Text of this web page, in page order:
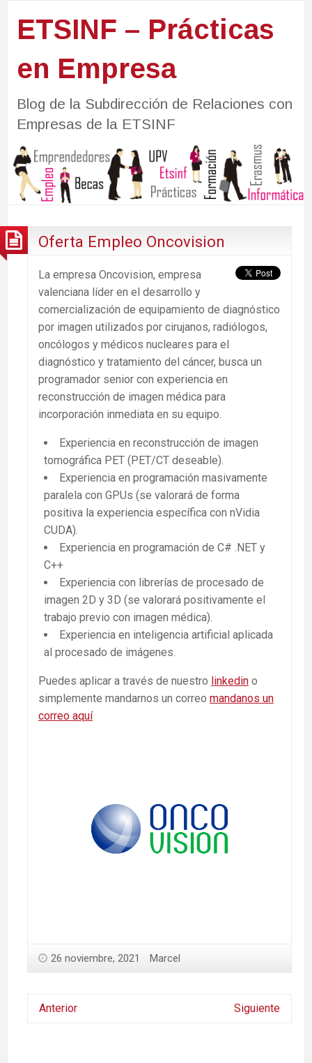
ETSINF – Prácticas
en Empresa
Blog de la Subdirección de Relaciones con
Empresas de la ETSINF
Oferta Empleo Oncovision
La empresa Oncovision, empresa
valenciana líder en el desarrollo y
comercialización de equipamiento de diagnóstico
por imagen utilizados por cirujanos, radiólogos,
oncólogos y médicos nucleares para el
diagnóstico y tratamiento del cáncer, busca un
programador senior con experiencia en
reconstrucción de imagen médica para
incorporación inmediata en su equipo.
Experiencia en reconstrucción de imagen
tomográfica PET (PET/CT deseable).
Experiencia en programación masivamente
paralela con GPUs (se valorará de forma
positiva la experiencia específica con nVidia
CUDA).
Experiencia en programación de C# .NET y
C++
Experiencia con librerías de procesado de
imagen 2D y 3D (se valorará positivamente el
trabajo previo con imagen médica).
Experiencia en inteligencia artificial aplicada
al procesado de imágenes.
Puedes aplicar a través de nuestro linkedin o
simplemente mandarnos un correo mandanos un
correo aquí
26 noviembre, 2021 Marcel
Anterior Siguiente